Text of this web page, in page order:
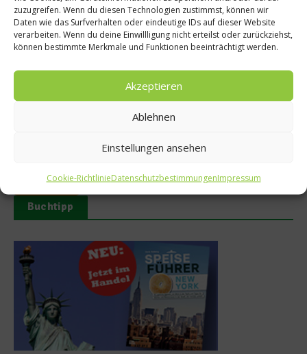
zuzugreifen. Wenn du diesen Technologien zustimmst, können wir
Daten wie das Surfverhalten oder eindeutige IDs auf dieser Website
verarbeiten. Wenn du deine Einwillligung nicht erteilst oder zurückziehst,
können bestimmte Merkmale und Funktionen beeinträchtigt werden.
Akzeptieren
Ablehnen
Einstellungen ansehen
Cookie-RichtlinieDatenschutzbestimmungenImpressum
Spitzenköche
Stefan Marquard ist anders als seine kochenden Kollegen, so
viel ist klar. Deshalb führte worlds of food-Redakteur Derk
Hoberg auch einmal ein etwas anderes Interview mit ihm und
Fragen an ihn stellen, die ihnen schon lange unter den Nägeln
brannten. Allesamt ganz andere, als die...
Weiterlesen
Buchtipp